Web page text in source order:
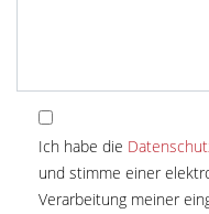
Ich habe die
und stimme einer
Verarbeitung meiner